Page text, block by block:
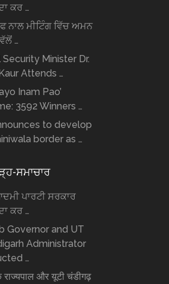
ਕਰ …
ਨਾਲ ਮੀਟਿੰਗ ਵਿੱਚ ਅਮਨ
…
Security Minister Dr.
Attends …
Inam Pao’
3592 Winners …
to develop
border as …
ਸਮਾਚਾਰ
ਪਾਰਟੀ ਸਰਕਾਰ
ਕਰ …
Governor and UT
Administrator
…
राज्यपाल और यूटी चंडीगढ़